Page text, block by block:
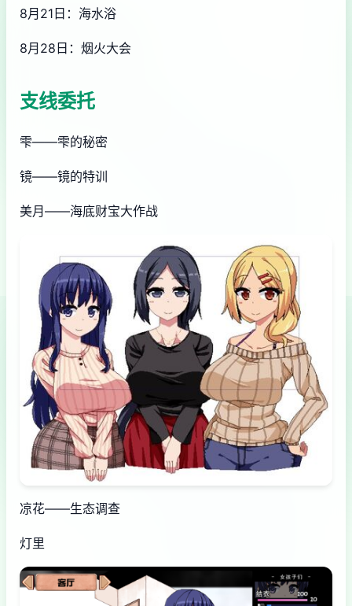
8月21日：海水浴
8月28日：烟火大会
支线委托
雫——雫的秘密
镜——镜的特训
美月——海底财宝大作战
凉花——生态调查
灯里